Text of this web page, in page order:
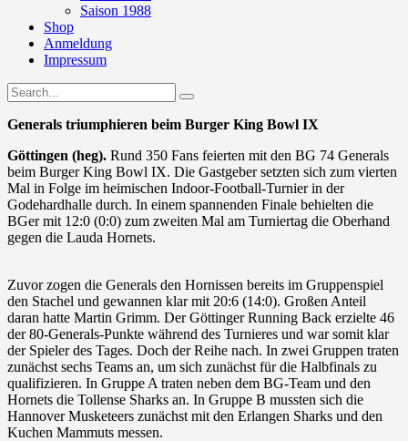
Saison 1988
Shop
Anmeldung
Impressum
Generals triumphieren beim Burger King Bowl IX
Göttingen (heg). Rund 350 Fans feierten mit den BG 74 Generals
beim Burger King Bowl IX. Die Gastgeber setzten sich zum vierten
Mal in Folge im heimischen Indoor-Football-Turnier in der
Godehardhalle durch. In einem spannenden Finale behielten die
BGer mit 12:0 (0:0) zum zweiten Mal am Turniertag die Oberhand
gegen die Lauda Hornets.
Zuvor zogen die Generals den Hornissen bereits im Gruppenspiel
den Stachel und gewannen klar mit 20:6 (14:0). Großen Anteil
daran hatte Martin Grimm. Der Göttinger Running Back erzielte 46
der 80-Generals-Punkte während des Turnieres und war somit klar
der Spieler des Tages. Doch der Reihe nach. In zwei Gruppen traten
zunächst sechs Teams an, um sich zunächst für die Halbfinals zu
qualifizieren. In Gruppe A traten neben dem BG-Team und den
Hornets die Tollense Sharks an. In Gruppe B mussten sich die
Hannover Musketeers zunächst mit den Erlangen Sharks und den
Kuchen Mammuts messen.